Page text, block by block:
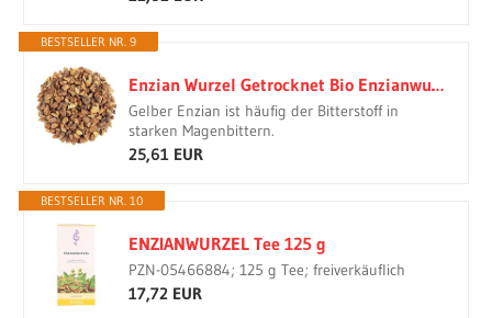
BESTSELLER NR. 9
Enzian Wurzel Getrocknet Bio Enzianwurzel - Enzianwurzels Geschnitten - Gelber Gentian Wurzels 350g
Gelber Enzian ist häufig der Bitterstoff in
starken Magenbittern.
25,61 EUR
BESTSELLER NR. 10
ENZIANWURZEL Tee 125 g
PZN-05466884; 125 g Tee; freiverkäuflich
17,72 EUR